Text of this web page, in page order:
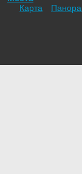
Карта